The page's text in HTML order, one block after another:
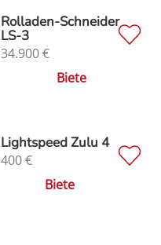
Rolladen-Schneider
LS-3
34.900€
Biete
Lightspeed Zulu 4
400€
Biete